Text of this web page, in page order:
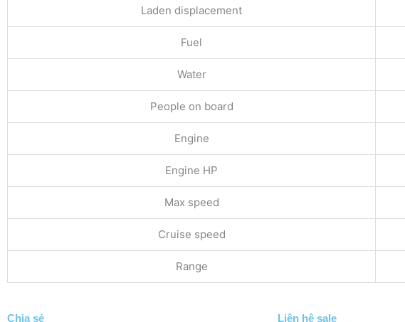
Laden displacement
Fuel
Water
People on board
Engine
Engine HP
Max speed
Cruise speed
Range
Chia sẻ Liên hệ sale